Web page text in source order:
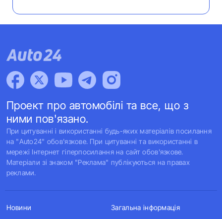
Проект про автомобілі та все, що з
ними пов'язано.
При цитуванні і використанні будь-яких матеріалів посилання
на "Auto24" обов'язкове. При цитуванні та використанні в
мережі Інтернет гіперпосилання на сайт обов'язкове.
Матеріали зі знаком "Реклама" публікуються на правах
реклами.
Новини Загальна інформація